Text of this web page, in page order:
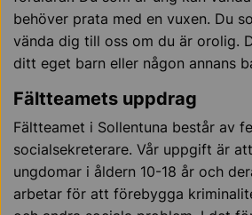
behöver prata med en vuxen. Du
vända dig till oss om du är orolig.
ditt eget barn eller någon annans
Fältteamets uppdrag
Fältteamet i Sollentuna består av
socialsekreterare. Vår uppgift är
ungdomar i åldern 10-18 år och
arbetar för att förebygga